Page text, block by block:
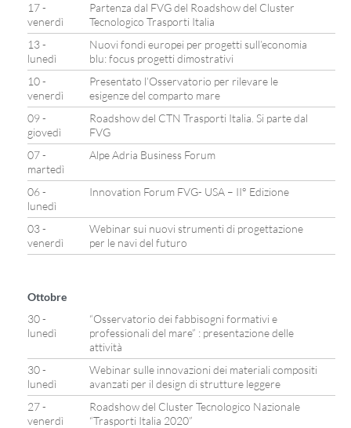
17 -
venerdì
Partenza dal FVG del Roadshow del Cluster
Tecnologico Trasporti Italia
13 -
lunedì
Nuovi fondi europei per progetti sull’economia
blu: focus progetti dimostrativi
10 -
venerdì
Presentato l’Osservatorio per rilevare le
esigenze del comparto mare
09 -
giovedì
Roadshow del CTN Trasporti Italia. Si parte dal
FVG
07 -
martedì
Alpe Adria Business Forum
06 -
lunedì
Innovation Forum FVG- USA – II° Edizione
03 -
venerdì
Webinar sui nuovi strumenti di progettazione
per le navi del futuro
Ottobre
30 -
lunedì
“Osservatorio dei fabbisogni formativi e
professionali del mare” : presentazione delle
attività
30 -
lunedì
Webinar sulle innovazioni dei materiali compositi
avanzati per il design di strutture leggere
27 -
venerdì
Roadshow del Cluster Tecnologico Nazionale
“Trasporti Italia 2020”